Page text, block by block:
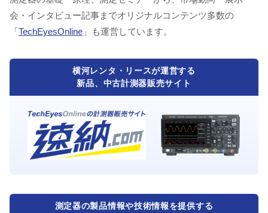
会・インタビュー記事までオリジナルコンテンツ多数の
「TechEyesOnline 」も運営しています。
横河レンタ・リースが運営する
新品、中古計測器販売サイト
測定器の製品情報や技術情報を提供する